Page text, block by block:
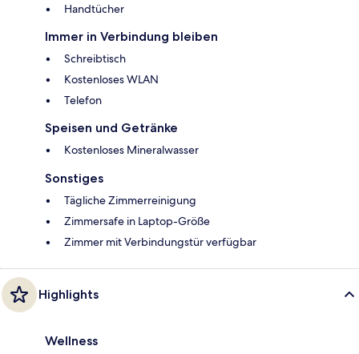
Handtücher
Immer in Verbindung bleiben
Schreibtisch
Kostenloses WLAN
Telefon
Speisen und Getränke
Kostenloses Mineralwasser
Sonstiges
Tägliche Zimmerreinigung
Zimmersafe in Laptop-Größe
Zimmer mit Verbindungstür verfügbar
Highlights
Wellness